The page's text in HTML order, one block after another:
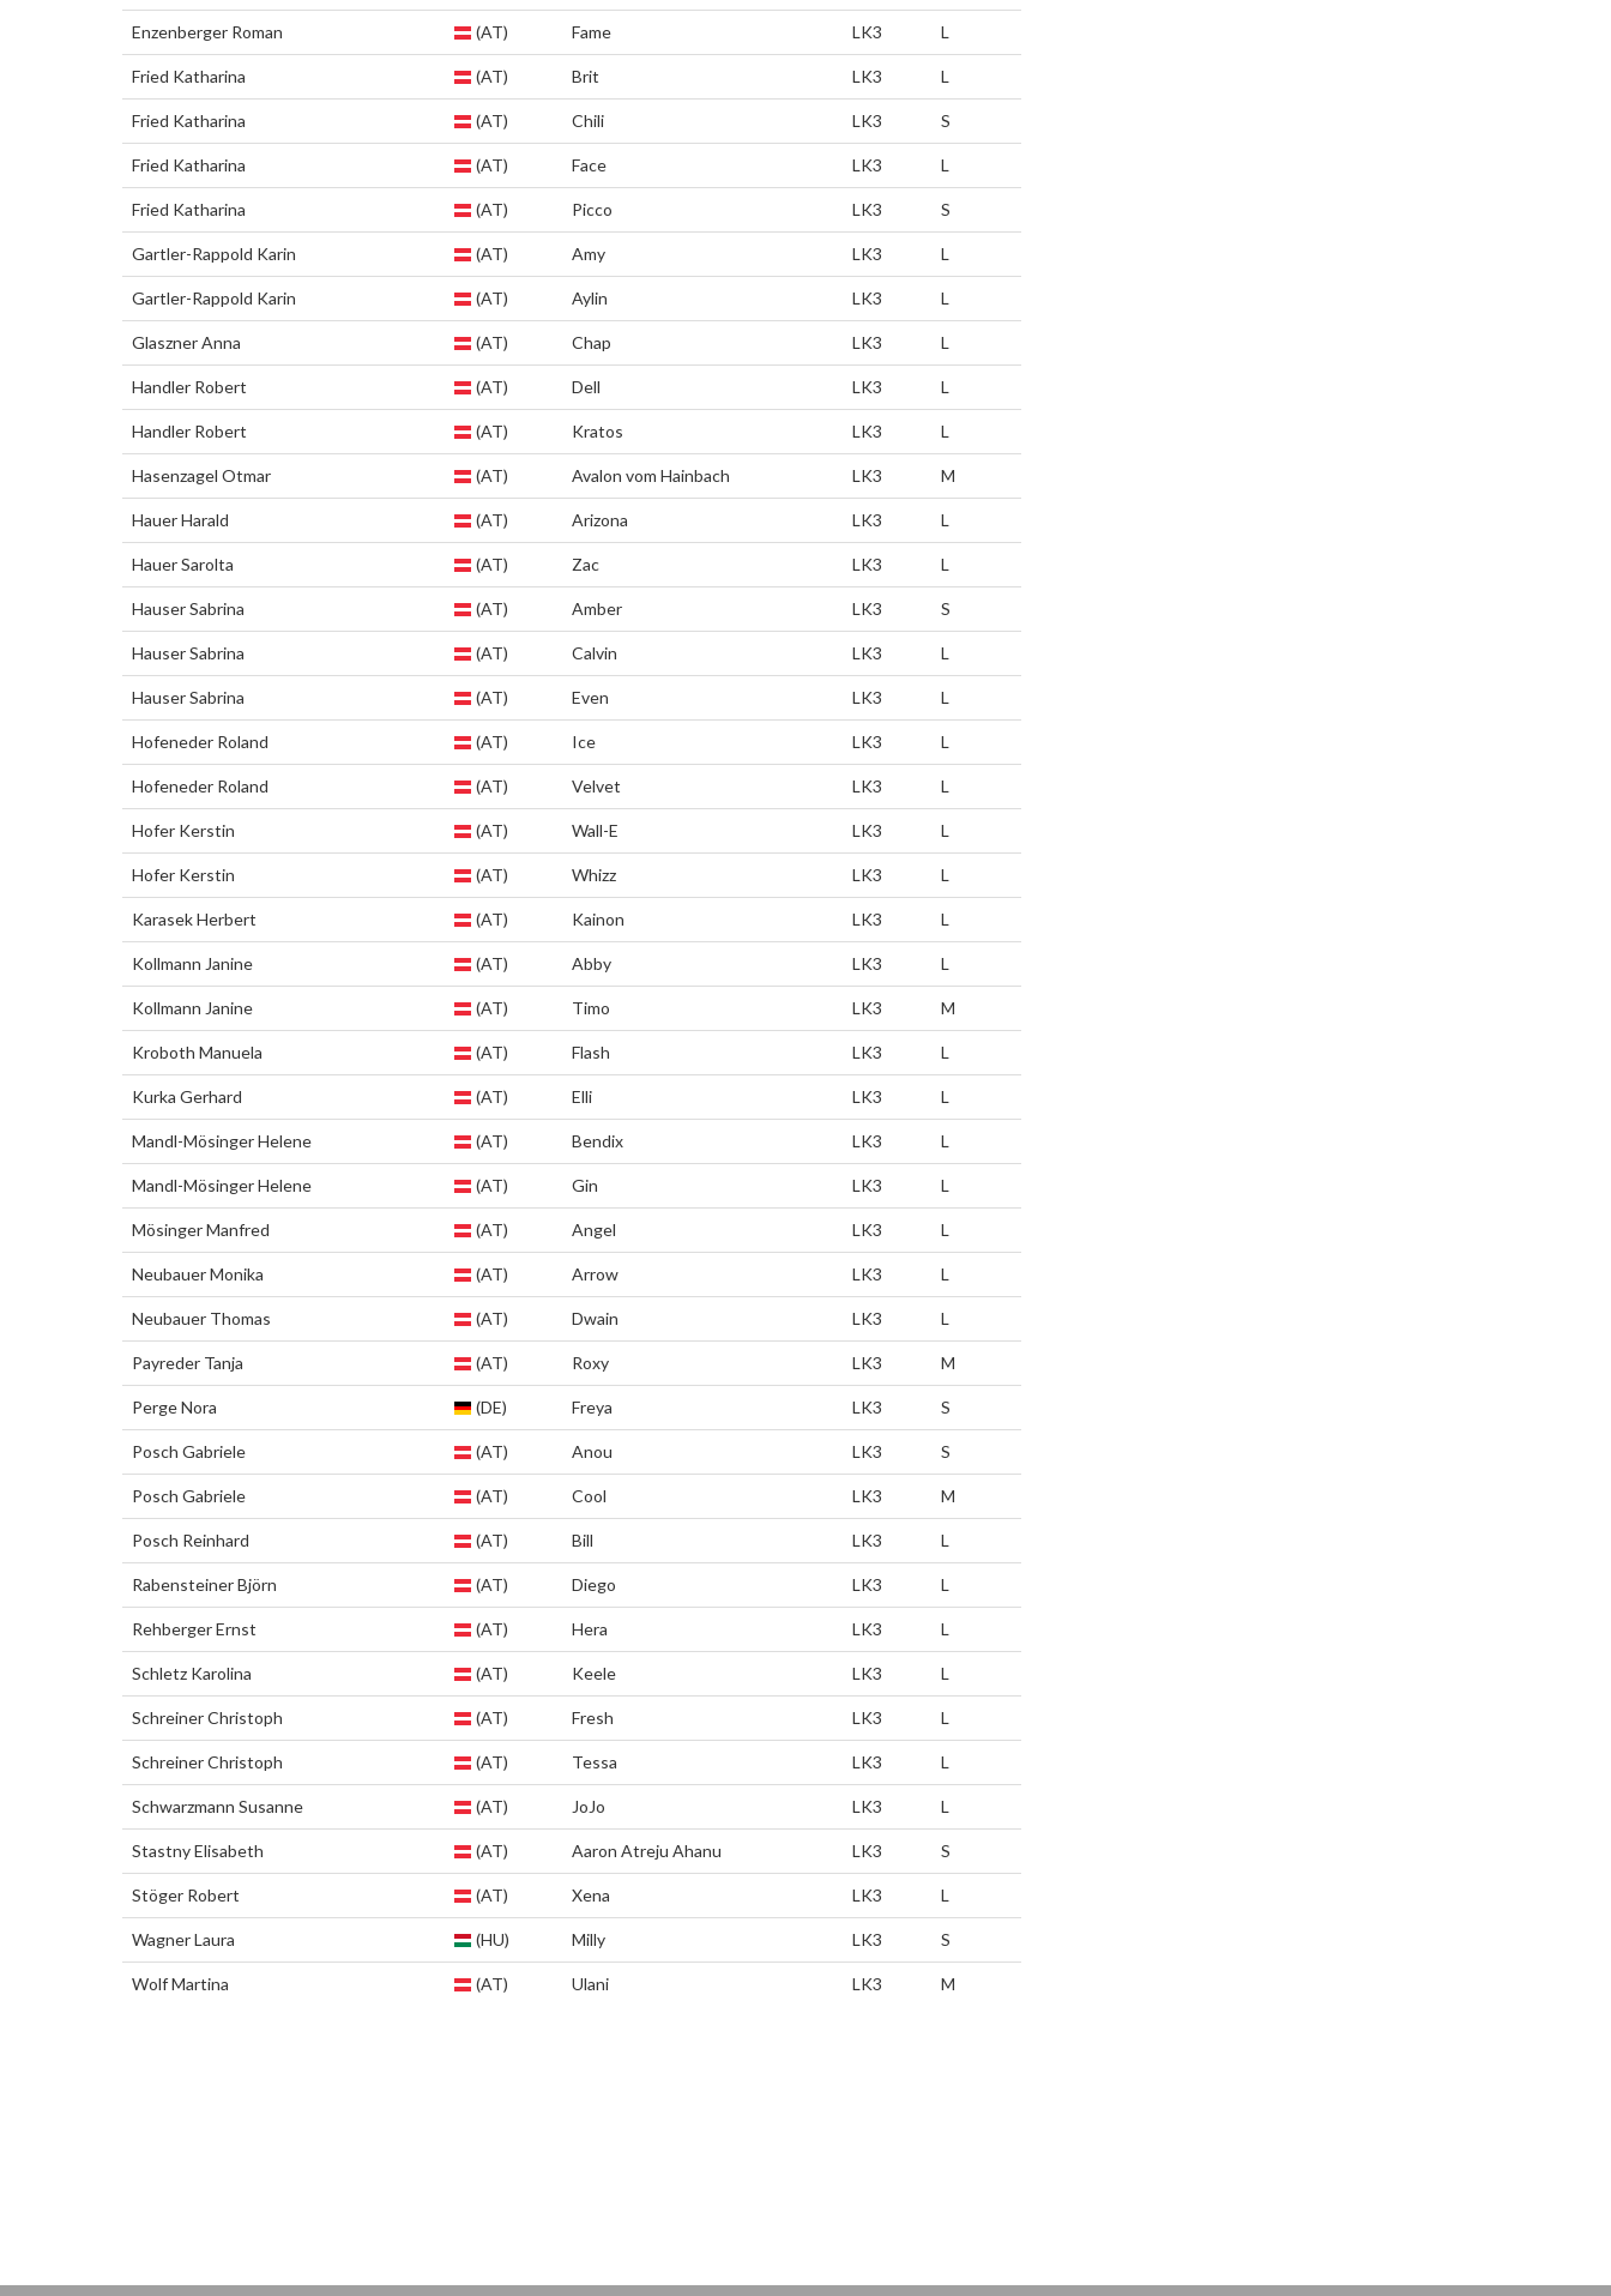
Enzenberger Roman (AT) Fame LK3 L
Fried Katharina (AT) Brit LK3 L
Fried Katharina (AT) Chili LK3 S
Fried Katharina (AT) Face LK3 L
Fried Katharina (AT) Picco LK3 S
Gartler-Rappold Karin (AT) Amy LK3 L
Gartler-Rappold Karin (AT) Aylin LK3 L
Glaszner Anna (AT) Chap LK3 L
Handler Robert (AT) Dell LK3 L
Handler Robert (AT) Kratos LK3 L
Hasenzagel Otmar (AT) Avalon vom Hainbach LK3 M
Hauer Harald (AT) Arizona LK3 L
Hauer Sarolta (AT) Zac LK3 L
Hauser Sabrina (AT) Amber LK3 S
Hauser Sabrina (AT) Calvin LK3 L
Hauser Sabrina (AT) Even LK3 L
Hofeneder Roland (AT) Ice LK3 L
Hofeneder Roland (AT) Velvet LK3 L
Hofer Kerstin (AT) Wall-E LK3 L
Hofer Kerstin (AT) Whizz LK3 L
Karasek Herbert (AT) Kainon LK3 L
Kollmann Janine (AT) Abby LK3 L
Kollmann Janine (AT) Timo LK3 M
Kroboth Manuela (AT) Flash LK3 L
Kurka Gerhard (AT) Elli LK3 L
Mandl-Mösinger Helene (AT) Bendix LK3 L
Mandl-Mösinger Helene (AT) Gin LK3 L
Mösinger Manfred (AT) Angel LK3 L
Neubauer Monika (AT) Arrow LK3 L
Neubauer Thomas (AT) Dwain LK3 L
Payreder Tanja (AT) Roxy LK3 M
Perge Nora (DE) Freya LK3 S
Posch Gabriele (AT) Anou LK3 S
Posch Gabriele (AT) Cool LK3 M
Posch Reinhard (AT) Bill LK3 L
Rabensteiner Björn (AT) Diego LK3 L
Rehberger Ernst (AT) Hera LK3 L
Schletz Karolina (AT) Keele LK3 L
Schreiner Christoph (AT) Fresh LK3 L
Schreiner Christoph (AT) Tessa LK3 L
Schwarzmann Susanne (AT) JoJo LK3 L
Stastny Elisabeth (AT) Aaron Atreju Ahanu LK3 S
Stöger Robert (AT) Xena LK3 L
Wagner Laura (HU) Milly LK3 S
Wolf Martina (AT) Ulani LK3 M